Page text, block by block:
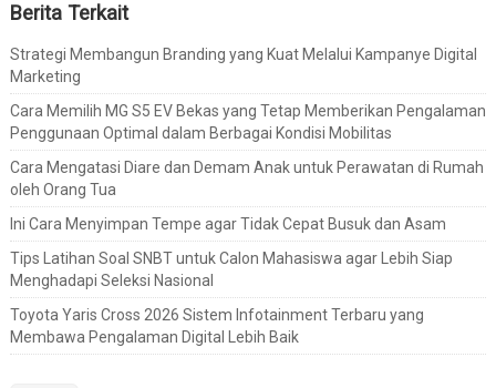
Berita Terkait
Strategi Membangun Branding yang Kuat Melalui Kampanye Digital
Marketing
Cara Memilih MG S5 EV Bekas yang Tetap Memberikan Pengalaman
Penggunaan Optimal dalam Berbagai Kondisi Mobilitas
Cara Mengatasi Diare dan Demam Anak untuk Perawatan di Rumah
oleh Orang Tua
Ini Cara Menyimpan Tempe agar Tidak Cepat Busuk dan Asam
Tips Latihan Soal SNBT untuk Calon Mahasiswa agar Lebih Siap
Menghadapi Seleksi Nasional
Toyota Yaris Cross 2026 Sistem Infotainment Terbaru yang
Membawa Pengalaman Digital Lebih Baik